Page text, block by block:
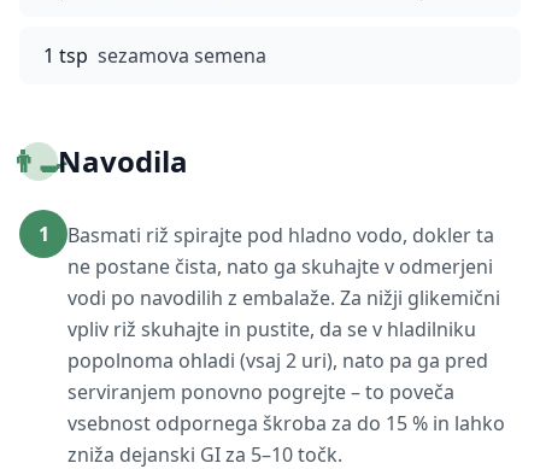
1 tsp sezamova semena
👨‍🍳Navodila
1
Basmati riž spirajte pod hladno vodo, dokler ta
ne postane čista, nato ga skuhajte v odmerjeni
vodi po navodilih z embalaže. Za nižji glikemični
vpliv riž skuhajte in pustite, da se v hladilniku
popolnoma ohladi (vsaj 2 uri), nato pa ga pred
serviranjem ponovno pogrejte – to poveča
vsebnost odpornega škroba za do 15 % in lahko
zniža dejanski GI za 5–10 točk.